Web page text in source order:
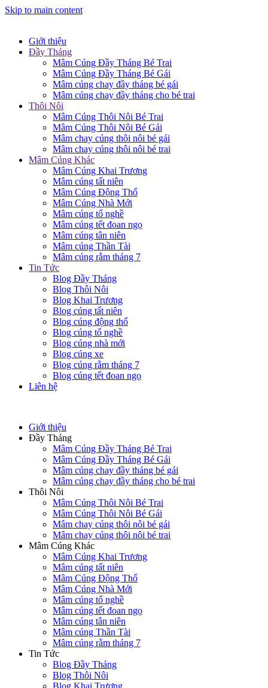
Skip to main content
Giới thiệu
Đầy Tháng
Mâm Cúng Đầy Tháng Bé Trai
Mâm Cúng Đầy Tháng Bé Gái
Mâm cúng chay đầy tháng bé gái
Mâm cúng chay đầy tháng cho bé trai
Thôi Nôi
Mâm Cúng Thôi Nôi Bé Trai
Mâm Cúng Thôi Nôi Bé Gái
Mâm chay cúng thôi nôi bé gái
Mâm chay cúng thôi nôi bé trai
Mâm Cúng Khác
Mâm Cúng Khai Trương
Mâm cúng tất niên
Mâm Cúng Động Thổ
Mâm Cúng Nhà Mới
Mâm cúng tổ nghề
Mâm cúng tết đoan ngọ
Mâm cúng tân niên
Mâm cúng Thần Tài
Mâm cúng rằm tháng 7
Tin Tức
Blog Đầy Tháng
Blog Thôi Nôi
Blog Khai Trương
Blog cúng tất niên
Blog cúng động thổ
Blog cúng tổ nghề
Blog cúng nhà mới
Blog cúng xe
Blog cúng rằm tháng 7
Blog cúng tết đoan ngọ
Liên hệ
Giới thiệu
Đầy Tháng
Mâm Cúng Đầy Tháng Bé Trai
Mâm Cúng Đầy Tháng Bé Gái
Mâm cúng chay đầy tháng bé gái
Mâm cúng chay đầy tháng cho bé trai
Thôi Nôi
Mâm Cúng Thôi Nôi Bé Trai
Mâm Cúng Thôi Nôi Bé Gái
Mâm chay cúng thôi nôi bé gái
Mâm chay cúng thôi nôi bé trai
Mâm Cúng Khác
Mâm Cúng Khai Trương
Mâm cúng tất niên
Mâm Cúng Động Thổ
Mâm Cúng Nhà Mới
Mâm cúng tổ nghề
Mâm cúng tết đoan ngọ
Mâm cúng tân niên
Mâm cúng Thần Tài
Mâm cúng rằm tháng 7
Tin Tức
Blog Đầy Tháng
Blog Thôi Nôi
Blog Khai Trương